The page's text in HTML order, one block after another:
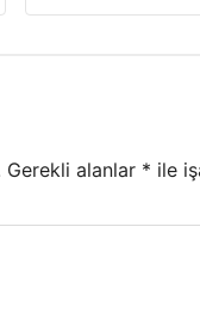
Gerekli alanlar * ile